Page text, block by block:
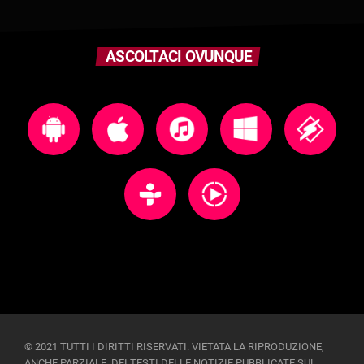
ASCOLTACI OVUNQUE
© 2021 TUTTI I DIRITTI RISERVATI. VIETATA LA RIPRODUZIONE,